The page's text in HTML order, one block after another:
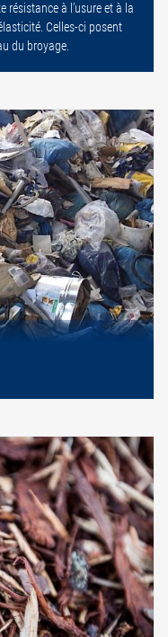
résistance à l’usure et à la
Celles-ci posent
du broyage.